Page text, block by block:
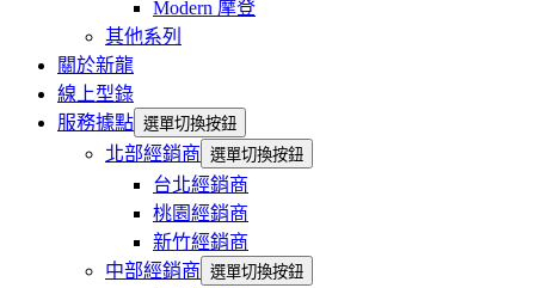
Modern 摩登
其他系列
關於新龍
線上型錄
服務據點 選單切換按鈕
北部經銷商 選單切換按鈕
台北經銷商
桃園經銷商
新竹經銷商
中部經銷商 選單切換按鈕